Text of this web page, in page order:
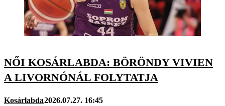
NŐI KOSÁRLABDA: BÖRÖNDY VIVIEN
A LIVORNÓNÁL FOLYTATJA
Kosárlabda2026.07.27. 16:45